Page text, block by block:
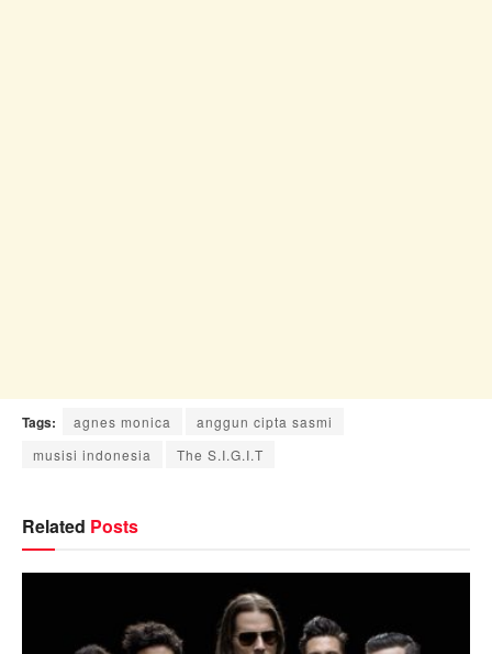
Tags: agnes monica
anggun cipta sasmi
musisi indonesia
The S.I.G.I.T
Related Posts